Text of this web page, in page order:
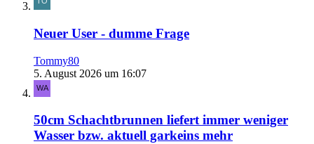
Neuer User - dumme Frage
Tommy80
5. August 2026 um 16:07
50cm Schachtbrunnen liefert immer weniger
Wasser bzw. aktuell garkeins mehr